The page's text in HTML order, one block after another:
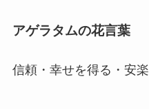
アゲラタムの花言葉
信頼・幸せを得る・安楽